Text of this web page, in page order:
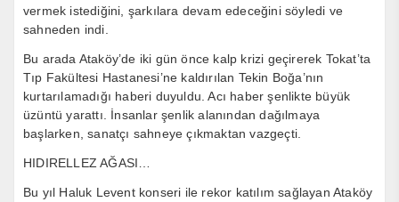
vermek istediğini, şarkılara devam edeceğini söyledi ve
sahneden indi.
Bu arada Ataköy’de iki gün önce kalp krizi geçirerek Tokat’ta
Tıp Fakültesi Hastanesi’ne kaldırılan Tekin Boğa’nın
kurtarılamadığı haberi duyuldu. Acı haber şenlikte büyük
üzüntü yarattı. İnsanlar şenlik alanından dağılmaya
başlarken, sanatçı sahneye çıkmaktan vazgeçti.
HIDIRELLEZ AĞASI…
Bu yıl Haluk Levent konseri ile rekor katılım sağlayan Ataköy